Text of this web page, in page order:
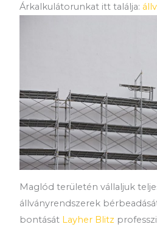
Árkalkulátorunkat itt találja:
Maglód területén vállaljuk
állványrendszerek
bontását Layher Blitz